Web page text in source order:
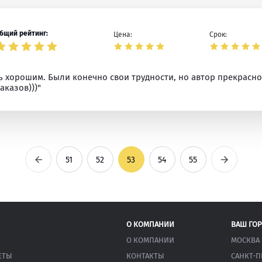
рейтинг: Цена: Срок:
хорошим. Были конечно свои трудности, но автор
Предыдущая
51 52 53 54 55
О КОМПАНИИ
О КОМПАНИИ
КОНТАКТЫ
ВАШ
МОСКВА
САНКТ-